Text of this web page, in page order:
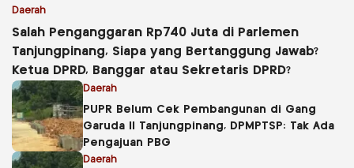
Daerah
Salah Penganggaran Rp740 Juta di Parlemen
Tanjungpinang, Siapa yang Bertanggung Jawab?
Ketua DPRD, Banggar atau Sekretaris DPRD?
Daerah
PUPR Belum Cek Pembangunan di Gang
Garuda II Tanjungpinang, DPMPTSP: Tak Ada
Pengajuan PBG
Daerah